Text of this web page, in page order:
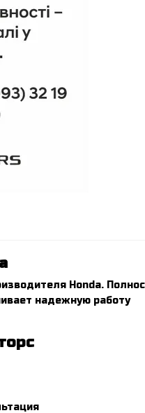
Honda.
надежную работу